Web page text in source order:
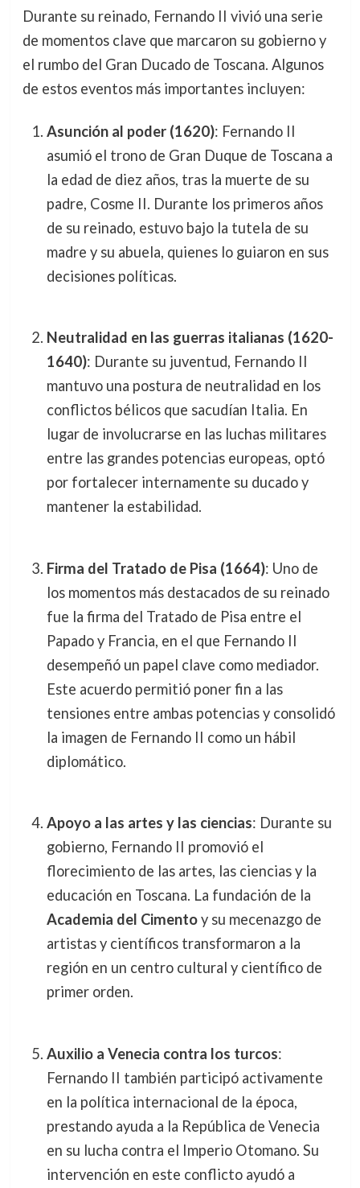
Durante su reinado, Fernando II vivió una serie
de momentos clave que marcaron su gobierno y
el rumbo del Gran Ducado de Toscana. Algunos
de estos eventos más importantes incluyen:
Asunción al poder (1620): Fernando II
asumió el trono de Gran Duque de Toscana a
la edad de diez años, tras la muerte de su
padre, Cosme II. Durante los primeros años
de su reinado, estuvo bajo la tutela de su
madre y su abuela, quienes lo guiaron en sus
decisiones políticas.
Neutralidad en las guerras italianas (1620-
1640): Durante su juventud, Fernando II
mantuvo una postura de neutralidad en los
conflictos bélicos que sacudían Italia. En
lugar de involucrarse en las luchas militares
entre las grandes potencias europeas, optó
por fortalecer internamente su ducado y
mantener la estabilidad.
Firma del Tratado de Pisa (1664): Uno de
los momentos más destacados de su reinado
fue la firma del Tratado de Pisa entre el
Papado y Francia, en el que Fernando II
desempeñó un papel clave como mediador.
Este acuerdo permitió poner fin a las
tensiones entre ambas potencias y consolidó
la imagen de Fernando II como un hábil
diplomático.
Apoyo a las artes y las ciencias: Durante su
gobierno, Fernando II promovió el
florecimiento de las artes, las ciencias y la
educación en Toscana. La fundación de la
Academia del Cimentoy su mecenazgo de
artistas y científicos transformaron a la
región en un centro cultural y científico de
primer orden.
Auxilio a Venecia contra los turcos:
Fernando II también participó activamente
en la política internacional de la época,
prestando ayuda a la República de Venecia
en su lucha contra el Imperio Otomano. Su
intervención en este conflicto ayudó a